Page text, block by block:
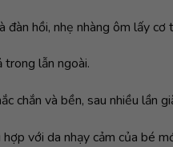
hồi, nhẹ nhàng ôm lấy
lẫn ngoài.
chắn và bền, sau nhiều lần
với da nhạy cảm của bé